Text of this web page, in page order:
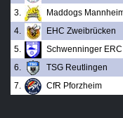
3.
Maddogs
4.
EHC Zweibrücken
5.
Schwenninger ERC
6.
TSG Reutlingen
7.
CfR Pforzheim